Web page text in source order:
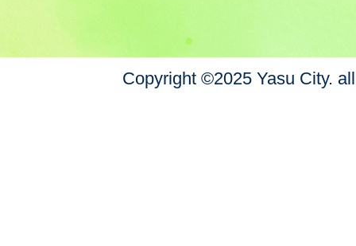
Copyright ©2025 Yasu City.